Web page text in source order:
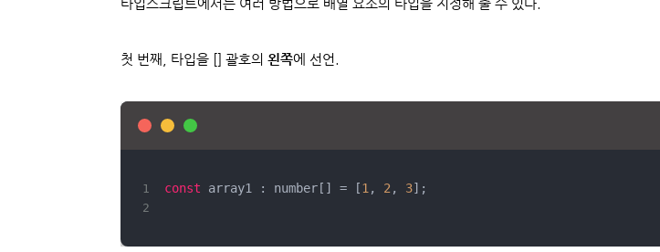
타입스크립트에서는 여러 방법으로 배열 요소의 타입을 지정해 줄 수 있다.
첫 번째, 타입을 [] 괄호의 왼쪽에 선언.
const array1 : number[] = [1 , 2 , 3];